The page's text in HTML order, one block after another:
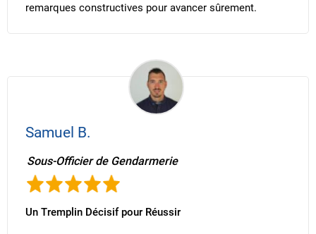
remarques constructives pour avancer sûrement.
Samuel B.
Sous-Officier de Gendarmerie
Un Tremplin Décisif pour Réussir